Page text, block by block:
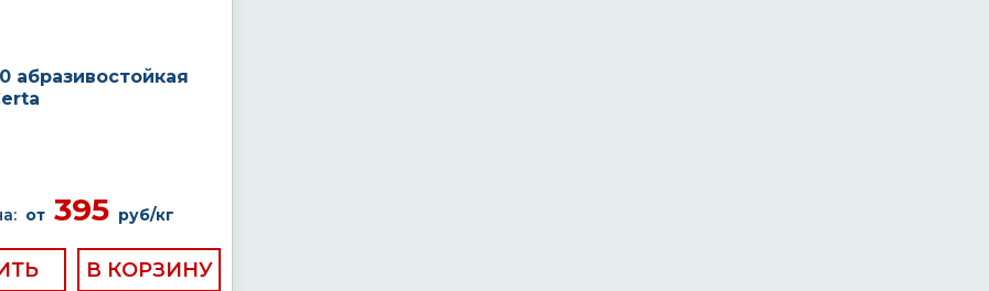
абразивостойкая
от 395 руб/кг